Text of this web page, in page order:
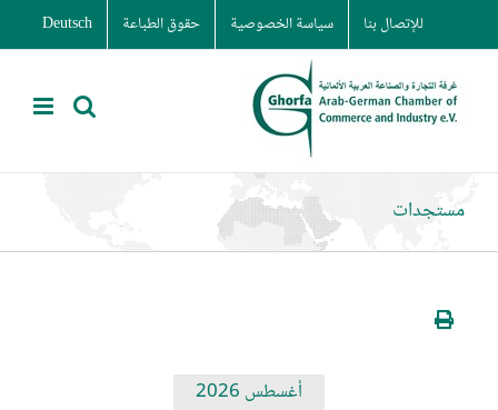
to
content
للإتصال بنا سياسة الخصوصية حقوق الطباعة Deutsch
مستجدات
أغسطس 2026